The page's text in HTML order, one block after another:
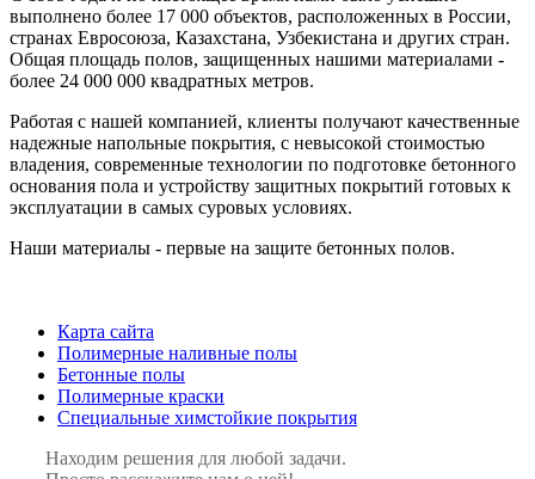
выполнено более 17 000 объектов, расположенных в России,
странах Евросоюза, Казахстана, Узбекистана и других стран.
Общая площадь полов, защищенных нашими материалами -
более 24 000 000 квадратных метров.
Работая с нашей компанией, клиенты получают качественные
надежные напольные покрытия, с невысокой стоимостью
владения, современные технологии по подготовке бетонного
основания пола и устройству защитных покрытий готовых к
эксплуатации в самых суровых условиях.
Наши материалы - первые на защите бетонных полов.
Карта сайта
Полимерные наливные полы
Бетонные полы
Полимерные краски
Специальные химстойкие покрытия
Находим решения для любой задачи.